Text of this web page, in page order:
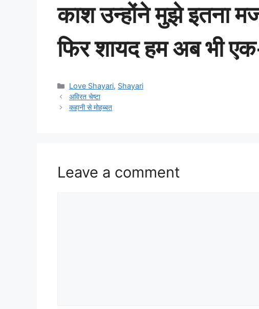
काश उन्होंने मुझे इतना
फिर शायद हम अब भी
Categories
Love Shayari, Shayari
अविरत चेष्टा
कहानी से मोहब्बत
Leave a comment